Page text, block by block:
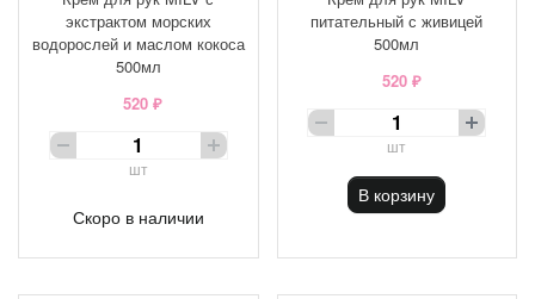
экстрактом морских
водорослей и маслом кокоса
500мл
520 ₽
шт
Скоро в наличии
питательный с живицей
500мл
520 ₽
шт
В корзину